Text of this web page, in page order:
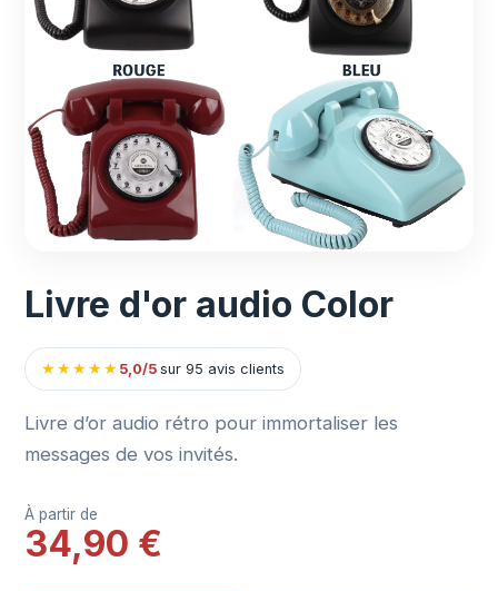
Livre d'or audio Color
★★★★★ 5,0/5sur 95 avis clients
Livre d’or audio rétro pour immortaliser les
messages de vos invités.
À partir de
34,90 €